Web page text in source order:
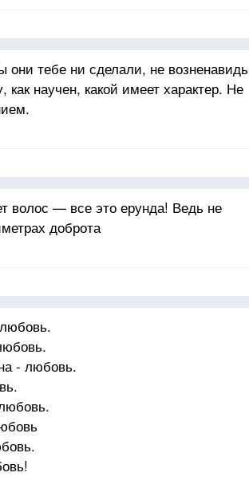
ласка и забота - это
тебе ни сделали, не возненавидь
как научен, какой имеет характер. Не
волос — все это ерунда! Ведь не
доброта
- любовь.